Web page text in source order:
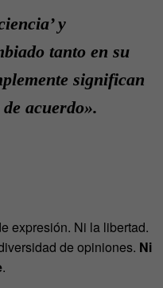
y
tanto en su
significan
acuerdo».
expresión. Ni la libertad.
de opiniones. Ni
.